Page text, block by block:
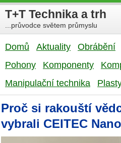
T+T Technika a trh
...průvodce světem průmyslu
Domů Aktuality Obrábění
Pohony
Komponenty
Manipulační technika
Proč si rakouští
vybrali CEITEC Nano